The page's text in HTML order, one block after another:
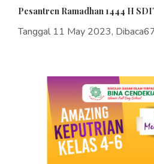
Pesantren Ramadhan 1444 H
Tanggal 11 May 2023,